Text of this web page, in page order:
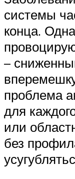
системы
конца.
–
проблема
для
или
без